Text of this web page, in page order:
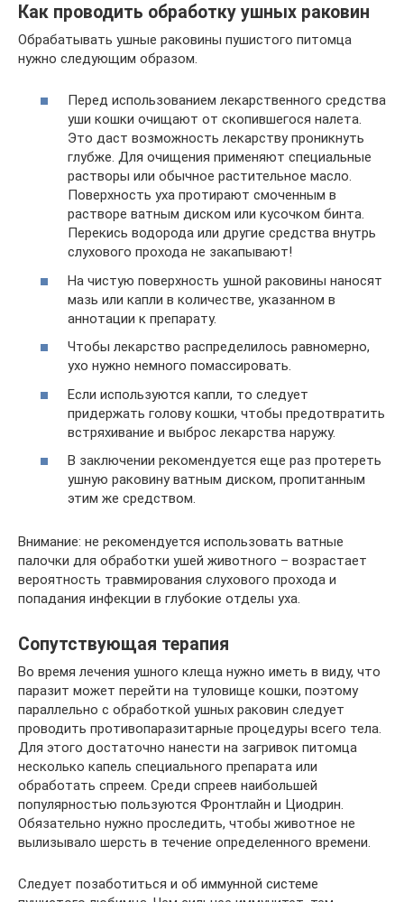
Как проводить обработку ушных раковин
Обрабатывать ушные раковины пушистого питомца
нужно следующим образом.
Перед использованием лекарственного средства
уши кошки очищают от скопившегося налета.
Это даст возможность лекарству проникнуть
глубже. Для очищения применяют специальные
растворы или обычное растительное масло.
Поверхность уха протирают смоченным в
растворе ватным диском или кусочком бинта.
Перекись водорода или другие средства внутрь
слухового прохода не закапывают!
На чистую поверхность ушной раковины наносят
мазь или капли в количестве, указанном в
аннотации к препарату.
Чтобы лекарство распределилось равномерно,
ухо нужно немного помассировать.
Если используются капли, то следует
придержать голову кошки, чтобы предотвратить
встряхивание и выброс лекарства наружу.
В заключении рекомендуется еще раз протереть
ушную раковину ватным диском, пропитанным
этим же средством.
Внимание: не рекомендуется использовать ватные
палочки для обработки ушей животного – возрастает
вероятность травмирования слухового прохода и
попадания инфекции в глубокие отделы уха.
Сопутствующая терапия
Во время лечения ушного клеща нужно иметь в виду, что
паразит может перейти на туловище кошки, поэтому
параллельно с обработкой ушных раковин следует
проводить противопаразитарные процедуры всего тела.
Для этого достаточно нанести на загривок питомца
несколько капель специального препарата или
обработать спреем. Среди спреев наибольшей
популярностью пользуются Фронтлайн и Циодрин.
Обязательно нужно проследить, чтобы животное не
вылизывало шерсть в течение определенного времени.
Следует позаботиться и об иммунной системе